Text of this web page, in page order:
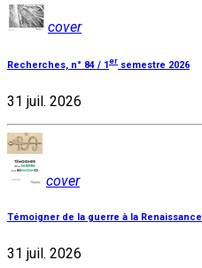
cover
Recherches, n° 84 / 1 er semestre 2026
31 juil. 2026
cover
Témoigner de la guerre à la Renaissance
31 juil. 2026